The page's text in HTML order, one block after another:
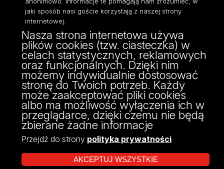
ul. Narutowicza 68, 90-136 Łódź
NIP: 724 000 32 43
Adres do doręczeń elektronicznych (ADE):
AE:PL-74796-17640-IHHIV-17
KONTAKT
jaki sposób nasi goście korzystają z naszej strony
internetowej.
Nasza strona internetowa używa
plików cookies (tzw. ciasteczka) w
celach statystycznych, reklamowych
oraz funkcjonalnych. Dzięki nim
możemy indywidualnie dostosować
stronę do Twoich potrzeb. Każdy
może zaakceptować pliki cookies
albo ma możliwość wyłączenia ich w
przeglądarce, dzięki czemu nie będą
zbierane żadne informacje
Przejdź do strony polityka prywatności
AKCEPTUJ WSZYSTKIE